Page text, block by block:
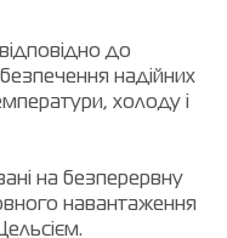
до
надійних
холоду і
на безперервну
навантаження